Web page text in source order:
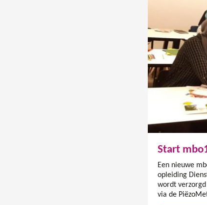
Start
Een nieuwe
opleiding
wordt
via de